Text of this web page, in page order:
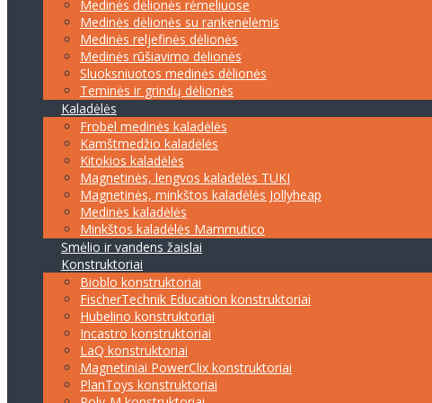
Medinės dėlionės rėmeliuose
Medinės dėlionės su rankenėlėmis
Medinės reljefinės dėlionės
Medinės rūšiavimo dėlionės
Sluoksniuotos medinės dėlionės
Teminės ir grindų dėlionės
Kaladėlės
Frobel medinės kaladėlės
Kamštmedžio kaladėlės
Kitokios kaladėlės
Magnetinės, lengvos kaladėlės TUKI
Magnetinės, minkštos kaladėlės Jollyheap
Medinės kaladėlės
Minkštos kaladėlės Mammutico
Smėlio ir vandens žaislai
Konstruktoriai
Bioblo konstruktoriai
FischerTechnik Education konstruktoriai
Hubelino konstruktoriai
Incastro konstruktoriai
LaQ konstruktoriai
Magnetiniai PowerClix konstruktoriai
PlanToys konstruktoriai